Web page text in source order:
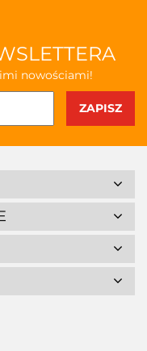
nowościami!